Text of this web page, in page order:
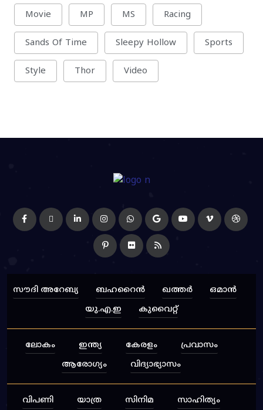
Movie MP MS Racing
Sands Of Time Sleepy Hollow Sports
Style Thor Video
സൗദി അറേബ്യ ബഹറൈന്‍ ഖത്തര്‍
ഒമാന്‍
യു.എ.ഇ
കുവൈറ്റ്‌
ലോകം ഇന്ത്യ കേരളം
പ്രവാസം
ആരോഗ്യം
വിദ്യാഭ്യാസം
വിപണി യാത്ര സിനിമ സാഹിത്യം